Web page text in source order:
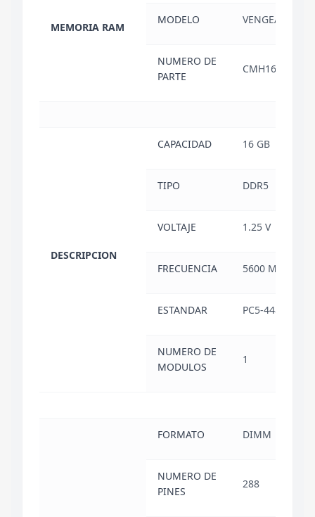
MEMORIA RAM
MODELO VENGEANCE
NUMERO DE
PARTE
DESCRIPCION
CAPACIDAD 16 GB
TIPO DDR5
VOLTAJE 1.25 V
FRECUENCIA 5600 MHZ
ESTANDAR PC5-44800
NUMERO DE
MODULOS
1
FORMATO DIMM
NUMERO DE
PINES
288